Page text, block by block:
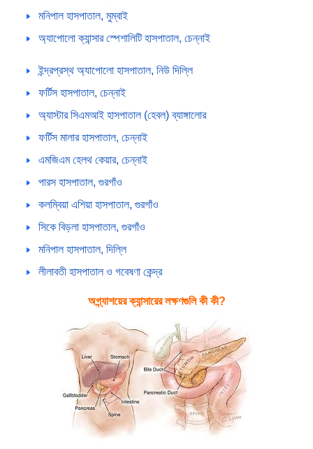
মনিপাল হাসপাতাল, মুম্বাই
অ্যাপোলো ক্যান্সার স্পেশালিটি হাসপাতাল, চেন্নাই
ইন্দ্রপ্রস্থ অ্যাপোলো হাসপাতাল, নিউ দিল্লি
ফর্টিস হাসপাতাল, চেন্নাই
অ্যাস্টার সিএমআই হাসপাতাল (হেবল) ব্যাঙ্গালোর
ফর্টিস মালার হাসপাতাল, চেন্নাই
এমজিএম হেলথ কেয়ার, চেন্নাই
পারস হাসপাতাল, গুরগাঁও
কলম্বিয়া এশিয়া হাসপাতাল, গুরগাঁও
সিকে বিড়লা হাসপাতাল, গুরগাঁও
মনিপাল হাসপাতাল, দিল্লি
লীলাবতী হাসপাতাল ও গবেষণা কেন্দ্র
অগ্ন্যাশয়ের ক্যান্সারের লক্ষণগুলি কী কী?